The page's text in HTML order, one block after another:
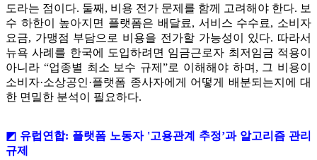
도라는 점이다. 둘째, 비용 전가 문제를 함께 고려해야 한다. 보
수 하한이 높아지면 플랫폼은 배달료, 서비스 수수료, 소비자
요금, 가맹점 부담으로 비용을 전가할 가능성이 있다. 따라서
뉴욕 사례를 한국에 도입하려면 임금근로자 최저임금 적용이
아니라 “업종별 최소 보수 규제”로 이해해야 하며, 그 비용이
소비자·소상공인·플랫폼 종사자에게 어떻게 배분되는지에 대
한 면밀한 분석이 필요하다.
◩ 유럽연합: 플랫폼 노동자 '고용관계 추정’과 알고리즘 관리
규제